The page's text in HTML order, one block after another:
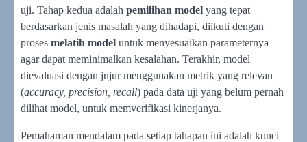
uji. Tahap kedua adalah pemilihan model yang tepat
berdasarkan jenis masalah yang dihadapi, diikuti dengan
proses melatih model untuk menyesuaikan parameternya
agar dapat meminimalkan kesalahan. Terakhir, model
dievaluasi dengan jujur menggunakan metrik yang relevan
(accuracy, precision, recall) pada data uji yang belum pernah
dilihat model, untuk memverifikasi kinerjanya.
Pemahaman mendalam pada setiap tahapan ini adalah kunci